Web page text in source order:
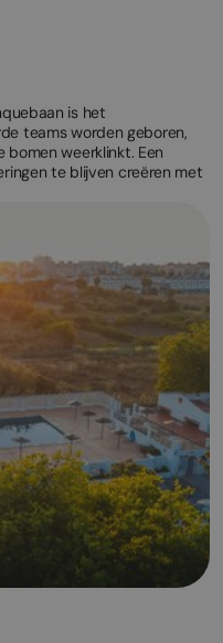
is het
teams worden geboren,
bomen weerklinkt. Een
te blijven creëren met